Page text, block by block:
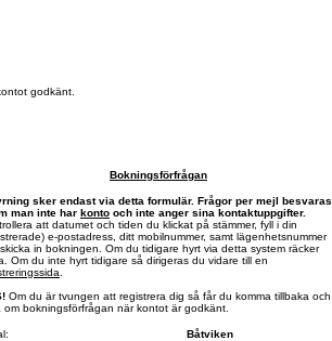
godkänt.
Bokningsförfrågan
sker endast via detta formulär. Frågor per mejl besvaras
man inte har konto och inte anger sina kontaktuppgifter.
att datumet och tiden du klickat på stämmer, fyll i din
e-postadress, ditt mobilnummer, samt lägenhetsnummer
in bokningen. Om du tidigare hyrt via detta system räcker
Om du inte hyrt tidigare så dirigeras du vidare till en
Om du är tvungen att registrera dig så får du komma tillbaka och
om bokningsförfrågan när kontot är godkänt.
Båtviken